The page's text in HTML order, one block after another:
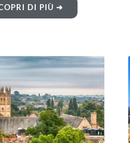
DI PIÙ ➜